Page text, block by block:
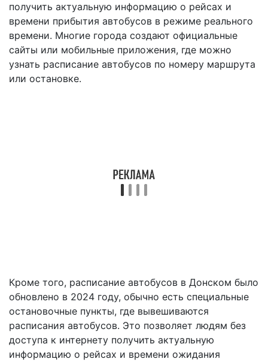
получить актуальную информацию о рейсах и
времени прибытия автобусов в режиме реального
времени. Многие города создают официальные
сайты или мобильные приложения, где можно
узнать расписание автобусов по номеру маршрута
или остановке.
Кроме того, расписание автобусов в Донском было
обновлено в 2024 году, обычно есть специальные
остановочные пункты, где вывешиваются
расписания автобусов. Это позволяет людям без
доступа к интернету получить актуальную
информацию о рейсах и времени ожидания